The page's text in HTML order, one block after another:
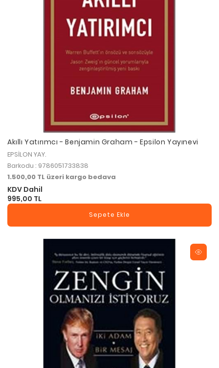
Akıllı Yatırımcı - Benjamin Graham - Epsilon Yayınevi
EPSİLON YAY.
Barkodu : 9786051733838
1.500,00 TL üzeri kargo bedava
KDV Dahil
995,00 TL
Sepete Ekle